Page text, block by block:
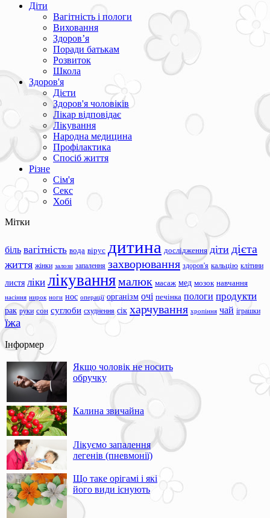
Діти
Вагітність і пологи
Виховання
Здоров’я
Поради батькам
Розвиток
Школа
Здоров'я
Дієти
Здоров'я чоловіків
Лікар відповідає
Лікування
Народна медицина
Профілактика
Спосіб життя
Різне
Сім'я
Секс
Хобі
Мітки
біль вагітність вода вірус дитина дослідження діти дієта
життя жінки залози запалення захворювання здоров'я кальцію клітини
листя ліки лікуваннямалюк масаж мед мозок навчання
насіння нирок ноги нос операції організм очі печінка пологи продукти
рак руки сон суглоби схуднення сік харчування хропіння чай іграшки
їжа
Інформер
Якщо чоловік не носить
обручку
Калина звичайна
Лікуємо запалення
легенів (пневмонії)
Що таке орігамі і які
його види існують